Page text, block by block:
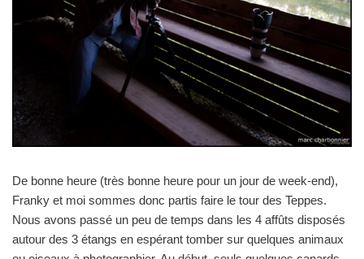
De bonne heure (très bonne heure pour un jour de week-end),
Franky et moi sommes donc partis faire le tour des Teppes.
Nous avons passé un peu de temps dans les 4 affûts disposés
autour des 3 étangs en espérant tomber sur quelques animaux